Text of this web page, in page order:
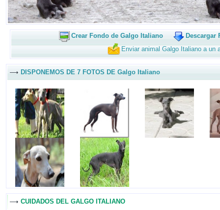
Crear Fondo de Galgo Italiano
Descargar
Enviar animal Galgo Italiano a un
DISPONEMOS DE 7 FOTOS DE Galgo Italiano
CUIDADOS DEL GALGO ITALIANO